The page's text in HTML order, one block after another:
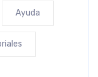
Ayuda